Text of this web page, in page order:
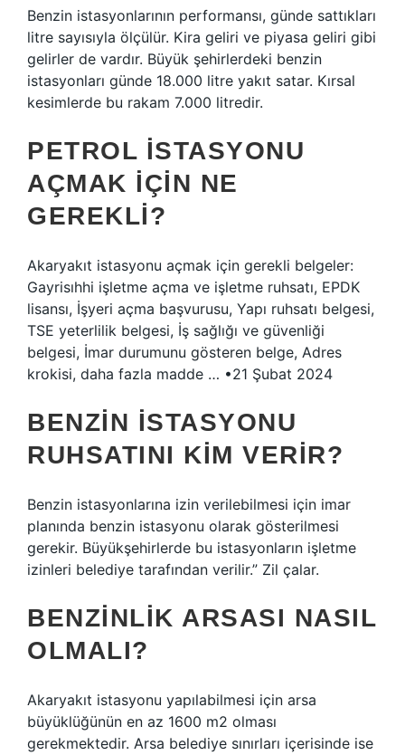
Benzin istasyonlarının performansı, günde sattıkları
litre sayısıyla ölçülür. Kira geliri ve piyasa geliri gibi
gelirler de vardır. Büyük şehirlerdeki benzin
istasyonları günde 18.000 litre yakıt satar. Kırsal
kesimlerde bu rakam 7.000 litredir.
PETROL ISTASYONU
AÇMAK IÇIN NE
GEREKLI?
Akaryakıt istasyonu açmak için gerekli belgeler:
Gayrisıhhi işletme açma ve işletme ruhsatı, EPDK
lisansı, İşyeri açma başvurusu, Yapı ruhsatı belgesi,
TSE yeterlilik belgesi, İş sağlığı ve güvenliği
belgesi, İmar durumunu gösteren belge, Adres
krokisi, daha fazla madde … •21 Şubat 2024
BENZIN ISTASYONU
RUHSATINI KIM VERIR?
Benzin istasyonlarına izin verilebilmesi için imar
planında benzin istasyonu olarak gösterilmesi
gerekir. Büyükşehirlerde bu istasyonların işletme
izinleri belediye tarafından verilir.” Zil çalar.
BENZINLIK ARSASI NASIL
OLMALI?
Akaryakıt istasyonu yapılabilmesi için arsa
büyüklüğünün en az 1600 m2 olması
gerekmektedir. Arsa belediye sınırları içerisinde ise